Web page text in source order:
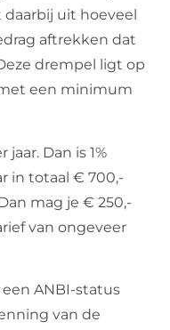
uit hoeveel
aftrekken dat
drempel ligt op
een minimum
Dan is 1%
in totaal € 700,-
mag je € 250,-
van ongeveer
ANBI-status
van de